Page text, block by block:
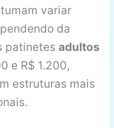
variar
da
patinetesadultos
e R$ 1.200,
estruturas mais